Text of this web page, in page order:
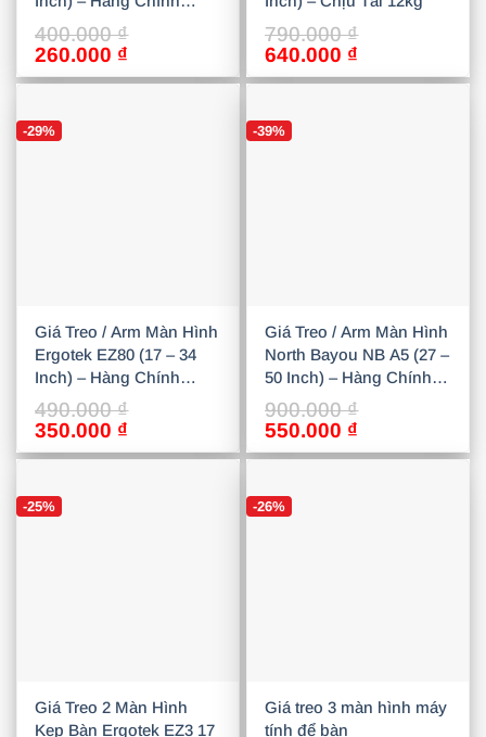
Hãng, Giá Tốt
400.000₫
Giá
gốc
400.000 ₫.
260.000 ₫
hiện
790.000₫
Giá
gốc
790.000 ₫.
640.000 ₫
hiện
-29%
Giá Treo / Arm Màn Hình
Ergotek EZ80 (17 – 34
Inch) – Hàng Chính
Hãng, Giá Tốt
490.000₫
Giá
gốc
490.000 ₫.
350.000 ₫
hiện
-39%
Giá Treo / Arm Màn Hình
North Bayou NB A5 (27 –
50 Inch) – Hàng Chính
Hãng, Giá Tốt
900.000₫
Giá
gốc
900.000 ₫.
550.000 ₫
hiện
-25%
Giá Treo 2 Màn Hình
Kẹp Bàn Ergotek EZ3 17
-26%
Giá treo 3 màn hình máy
tính để bàn